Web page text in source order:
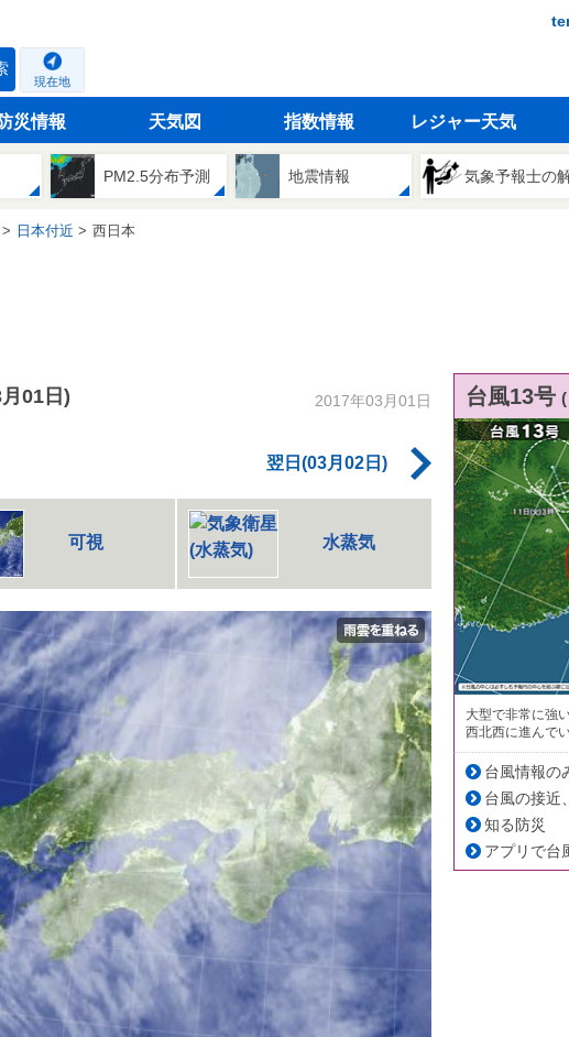
現在地
災情報 天気図 指数情報 レジャー天気
PM2.5分布予測 地震情報 気象予報士の
日本付近 西日本
01日) 2017年03月01日
翌日(03月02日)
可視 水蒸気
台風13号
大型で非常に強
西北西に進んで
台風情報の
台風の接近
知る防災
アプリで台